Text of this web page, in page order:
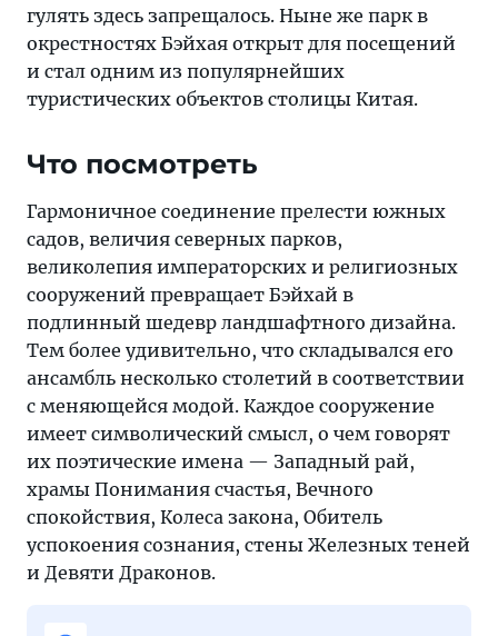
гулять здесь запрещалось. Ныне же парк в
окрестностях Бэйхая открыт для посещений
и стал одним из популярнейших
туристических объектов столицы Китая.
Что посмотреть
Гармоничное соединение прелести южных
садов, величия северных парков,
великолепия императорских и религиозных
сооружений превращает Бэйхай в
подлинный шедевр ландшафтного дизайна.
Тем более удивительно, что складывался его
ансамбль несколько столетий в соответствии
с меняющейся модой. Каждое сооружение
имеет символический смысл, о чем говорят
их поэтические имена — Западный рай,
храмы Понимания счастья, Вечного
спокойствия, Колеса закона, Обитель
успокоения сознания, стены Железных теней
и Девяти Драконов.